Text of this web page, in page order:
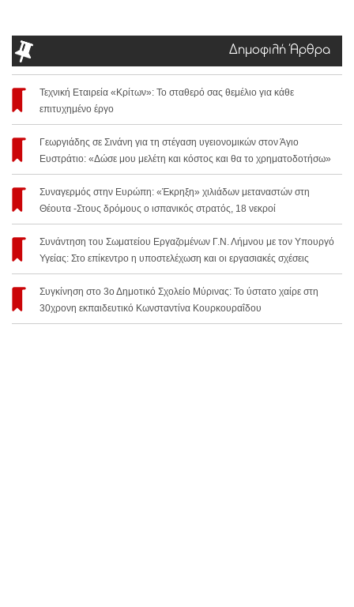
Δημοφιλή Άρθρα
Τεχνική Εταιρεία «Κρίτων»: Το σταθερό σας θεμέλιο για κάθε
επιτυχημένο έργο
Γεωργιάδης σε Σινάνη για τη στέγαση υγειονομικών στον Άγιο
Ευστράτιο: «Δώσε μου μελέτη και κόστος και θα το χρηματοδοτήσω»
Συναγερμός στην Ευρώπη: «Έκρηξη» χιλιάδων μεταναστών στη
Θέουτα -Στους δρόμους ο ισπανικός στρατός, 18 νεκροί
Συνάντηση του Σωματείου Εργαζομένων Γ.Ν. Λήμνου με τον Υπουργό
Υγείας: Στο επίκεντρο η υποστελέχωση και οι εργασιακές σχέσεις
Συγκίνηση στο 3ο Δημοτικό Σχολείο Μύρινας: Το ύστατο χαίρε στη
30χρονη εκπαιδευτικό Κωνσταντίνα Κουρκουραΐδου